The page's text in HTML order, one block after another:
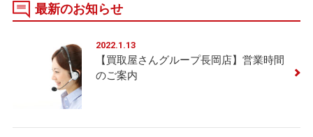
最新のお知らせ
2022.1.13
【買取屋さんグループ長岡店】営業時間
のご案内